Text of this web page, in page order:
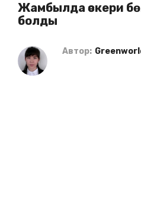
Жамбылда әскери
болды
Автор: